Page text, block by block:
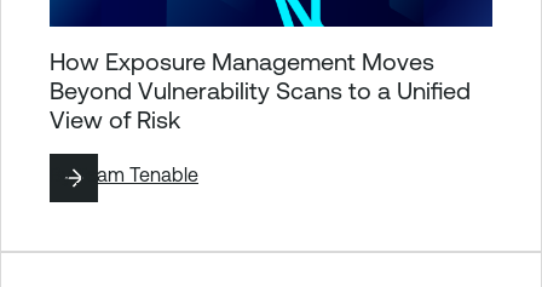
How Exposure Management Moves
Beyond Vulnerability Scans to a Unified
View of Risk
ByTeam Tenable